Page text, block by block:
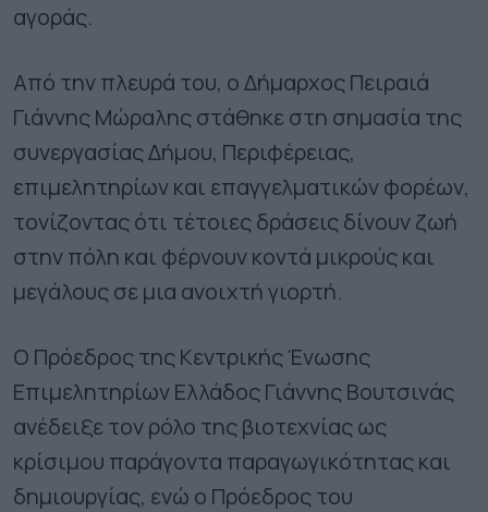
αγοράς.
Από την πλευρά του, ο Δήμαρχος Πειραιά
Γιάννης Μώραλης στάθηκε στη σημασία της
συνεργασίας Δήμου, Περιφέρειας,
επιμελητηρίων και επαγγελματικών φορέων,
τονίζοντας ότι τέτοιες δράσεις δίνουν ζωή
στην πόλη και φέρνουν κοντά μικρούς και
μεγάλους σε μια ανοιχτή γιορτή.
Ο Πρόεδρος της Κεντρικής Ένωσης
Επιμελητηρίων Ελλάδος Γιάννης Βουτσινάς
ανέδειξε τον ρόλο της βιοτεχνίας ως
κρίσιμου παράγοντα παραγωγικότητας και
δημιουργίας, ενώ ο Πρόεδρος του